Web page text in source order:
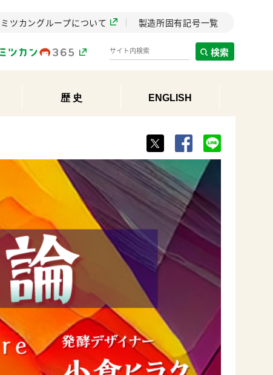
理酒 鍋用調味料 つゆ
おすしの素 炊き込みご飯の素 米飯用調味液
でのミ
ンター
ブ）
。「水」を
社会貢献
いまし
ZENB initiative
植物を可能な限りまる
ごと使ったZENBのコン
セプトをご紹介しま
す。
切にして
おいしさと健康への
取り組み
ミツカンの研究成果と
ミツカングループについて 製造所固有記号一覧
検索
歴 史 ENGLISH